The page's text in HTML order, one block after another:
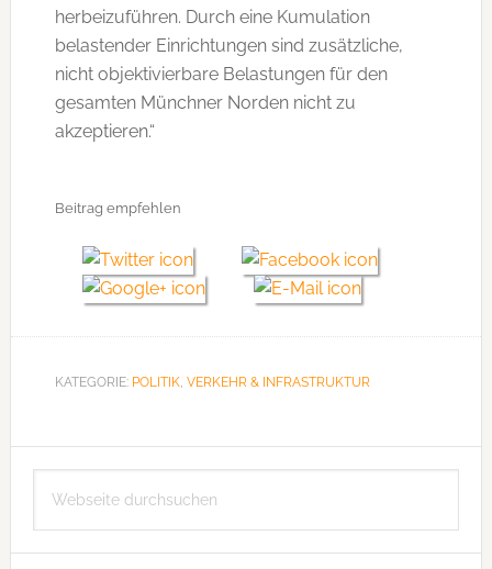
herbeizuführen. Durch eine Kumulation
belastender Einrichtungen sind zusätzliche,
nicht objektivierbare Belastungen für den
gesamten Münchner Norden nicht zu
akzeptieren.“
Beitrag empfehlen
KATEGORIE: POLITIK, VERKEHR & INFRASTRUKTUR
Seitenspalte
durchsuchen